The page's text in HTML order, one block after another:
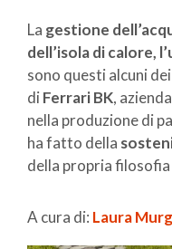
La gestione
dell’isola di calore,
sono questi alcuni
di Ferrari BK,
nella produzione di
ha fatto della
della propria
A cura di: Laura